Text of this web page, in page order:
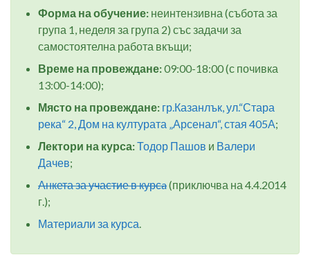
Форма на обучение: неинтензивна (събота за
група 1, неделя за група 2) със задачи за
самостоятелна работа вкъщи;
Време на провеждане:09:00-18:00 (с почивка
13:00-14:00);
Място на провеждане: гр.Казанлък, ул.“Стара
река“ 2, Дом на културата „Арсенал“, стая 405А;
Лектори на курса:Тодор Пашов и Валери
Дачев;
Анкета за участие в курсa(приключва на 4.4.2014
г.);
Материали за курса.